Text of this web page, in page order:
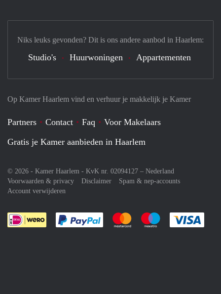
Op Kamer Haarlem vind en verhuur je makkelijk je Kamer
Partners Contact Faq
Voor Makelaars
Gratis je Kamer aanbieden in Haarlem
© 2026 - Kamer Haarlem - KvK nr. 02094127 – Nederland
Voorwaarden & privacy
Disclaimer
Spam & nep-accounts
Account verwijderen
Je rekent gemakkelijk af met Paypal
Je rekent gemakkelijk af met
Je rekent
Niks leuks gevonden? Dit is ons andere aanbod in Haarlem:
Studio's Huurwoningen Appartementen